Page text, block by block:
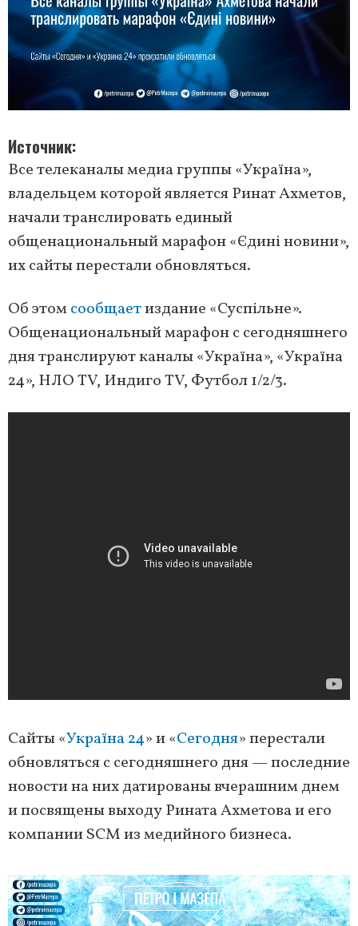
Источник
Все телеканалы медиа группы «Україна»,
владельцем которой является Ринат Ахметов,
начали транслировать единый
общенациональный марафон «Єдині новини»,
их сайты перестали обновляться.
Об этомсообщаетиздание «Суспільне».
Общенациональный марафон с сегодняшнего
дня транслируют каналы «Україна», «Україна
24», НЛО TV, Индиго TV, Футбол 1/2/3.
Сайты «Україна 24» и «Сегодня» перестали
обновляться с сегодняшнего дня — последние
новости на них датированы вчерашним днем
и посвящены выходу Рината Ахметова и его
компании SCM из медийного бизнеса.